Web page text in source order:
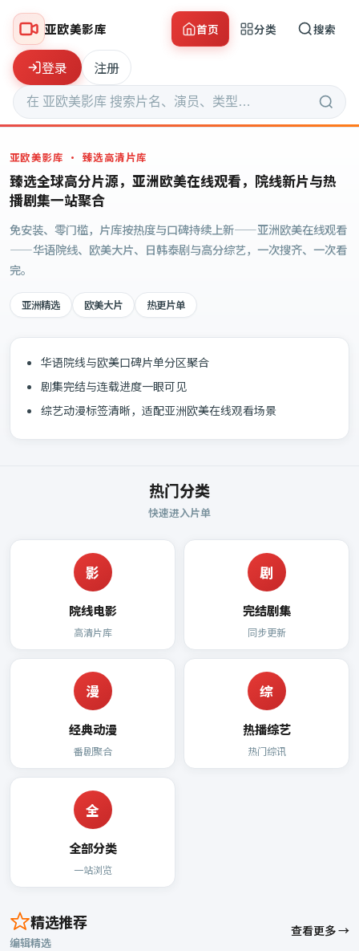
亚欧美影库 首页 分类 搜索
登录 注册
亚欧美影库 · 臻选高清片库
臻选全球高分片源，亚洲欧美在线观看，院线新片与热
播剧集一站聚合
免安装、零门槛，片库按热度与口碑持续上新——亚洲欧美在线观看
——华语院线、欧美大片、日韩泰剧与高分综艺，一次搜齐、一次看
完。
亚洲精选 欧美大片 热更片单
华语院线与欧美口碑片单分区聚合
剧集完结与连载进度一眼可见
综艺动漫标签清晰，适配亚洲欧美在线观看场景
热门分类
快速进入片单
影
院线电影
高清片库
剧
完结剧集
同步更新
漫
经典动漫
番剧聚合
综
热播综艺
热门综讯
全
全部分类
一站浏览
精选推荐
编辑精选
查看更多 →